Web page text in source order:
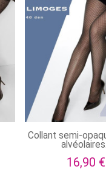
Collant semi-
16,90 €